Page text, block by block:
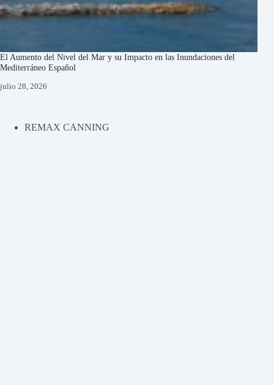
El Aumento del Nivel del Mar y su Impacto en las Inundaciones del
Mediterráneo Español
julio 28, 2026
REMAX CANNING